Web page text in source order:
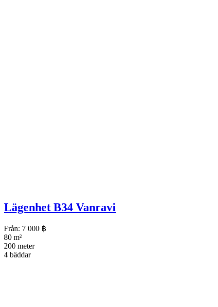
Lägenhet B34 Vanravi
Från: 7 000 ฿
80 m²
200 meter
4 bäddar